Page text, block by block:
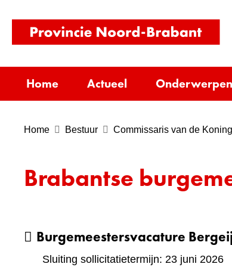
Home Actueel Onderwerpen
Home Bestuur Commissaris van de Koning
Brabantse
Burgemeestersvacature
Sluiting sollicitatietermijn: 23 juni 2026